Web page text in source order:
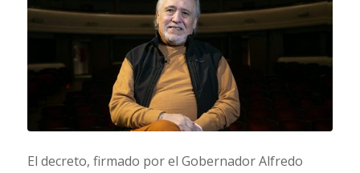
El decreto, firmado por el Gobernador Alfredo